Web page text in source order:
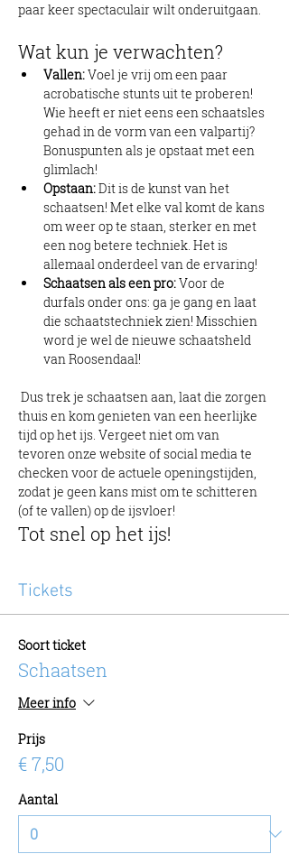
paar keer spectaculair wilt onderuitgaan.
Wat kun je verwachten?
Vallen: Voel je vrij om een paar
acrobatische stunts uit te proberen!
Wie heeft er niet eens een schaatsles
gehad in de vorm van een valpartij?
Bonuspunten als je opstaat met een
glimlach!
Opstaan: Dit is de kunst van het
schaatsen! Met elke val komt de kans
om weer op te staan, sterker en met
een nog betere techniek. Het is
allemaal onderdeel van de ervaring!
Schaatsen als een pro: Voor de
durfals onder ons: ga je gang en laat
die schaatstechniek zien! Misschien
word je wel de nieuwe schaatsheld
van Roosendaal!
thuis en kom genieten van een heerlijke
tijd op het ijs. Vergeet niet om van
tevoren onze website of social media te
checken voor de actuele openingstijden,
zodat je geen kans mist om te schitteren
(of te vallen) op de ijsvloer!
Tot snel op het ijs!
Tickets
Soort ticket
Schaatsen
Meer info
Prijs
€ 7,50
Aantal